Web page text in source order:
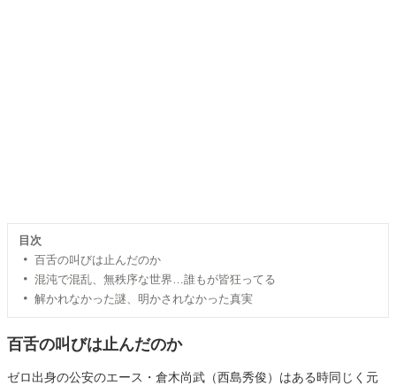
目次
百舌の叫びは止んだのか
混沌で混乱、無秩序な世界…誰もが皆狂ってる
解かれなかった謎、明かされなかった真実
百舌の叫びは止んだのか
ゼロ出身の公安のエース・倉木尚武（西島秀俊）はある時同じく元